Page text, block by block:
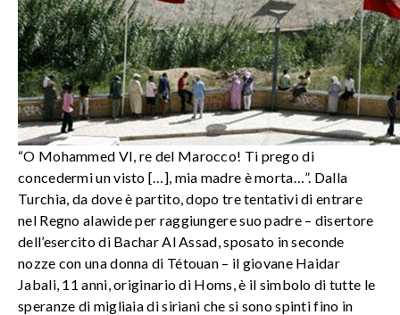
“O Mohammed VI, re del Marocco! Ti prego di
concedermi un visto […], mia madre è morta…”. Dalla
Turchia, da dove è partito, dopo tre tentativi di entrare
nel Regno alawide per raggiungere suo padre – disertore
dell’esercito di Bachar Al Assad, sposato in seconde
nozze con una donna di Tétouan – il giovane Haidar
Jabali, 11 anni, originario di Homs, è il simbolo di tutte le
speranze di migliaia di siriani che si sono spinti fino in